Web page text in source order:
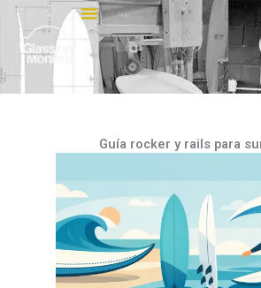
contenido
Guía rocker y rails para